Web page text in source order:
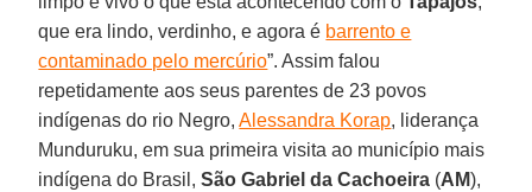
que era lindo, verdinho, e agora é barrento e
contaminado pelo mercúrio”. Assim falou
repetidamente aos seus parentes de 23 povos
indígenas do rio Negro,Alessandra Korap, liderança
Munduruku, em sua primeira visita ao município mais
indígena do Brasil,São Gabriel da Cachoeira (AM),